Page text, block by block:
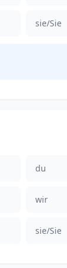
sie/Sie
du
wir
sie/Sie